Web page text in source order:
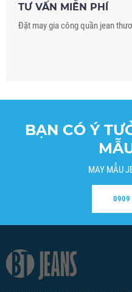
TƯ VẤN MIỄN PHÍ
Đặt may gia công quần jean
BẠN CÓ Ý
MAY MẪU
0909